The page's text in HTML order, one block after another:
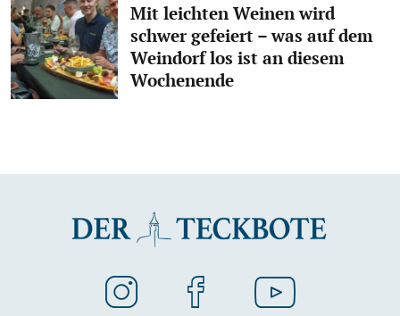
Mit leichten Weinen wird
schwer gefeiert – was auf dem
Weindorf los ist an diesem
Wochenende